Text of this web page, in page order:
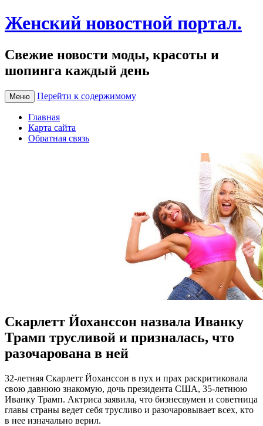
Женский новостной портал.
Свежие новости моды, красоты и
шопинга каждый день
Меню Перейти к содержимому
Главная
Карта сайта
Обратная связь
Скарлетт Йоханссон назвала Иванку
Трамп трусливой и призналась, что
разочарована в ней
32-лeтняя Скaрлeтт Йоханссон в пух и прах раскритиковала
свою давнюю знакомую, дочь президента США, 35-летнюю
Иванку Трамп. Актриса заявила, что бизнесвумен и советница
главы страны ведет себя трусливо и разочаровывает всех, кто
в нее изначально верил.